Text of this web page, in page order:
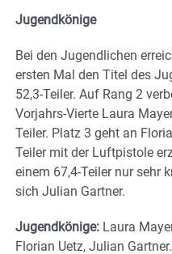
Jugendkönige
Bei den Jugendlichen
ersten Mal den Titel des
52,3-Teiler. Auf Rang 2
Vorjahrs-Vierte Laura
Teiler. Platz 3 geht an
Teiler mit der Luftpistole
einem 67,4-Teiler nur sehr
sich Julian Gartner.
Jugendkönige: Laura
Florian Uetz, Julian Gartner.